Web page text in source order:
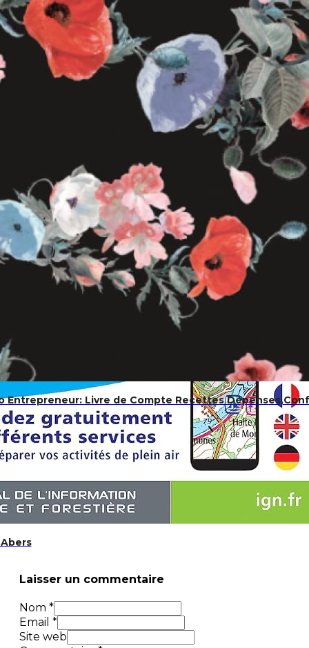
Entrepreneur: Livre de Compte Recettes
Laisser un commentaire
Nom *
Email *
Site web